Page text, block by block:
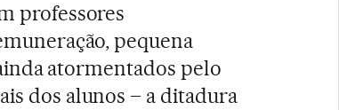
professores
pequena
atormentados pelo
dos alunos – a ditadura